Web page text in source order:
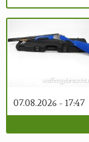
07.08.2026 - 17:47